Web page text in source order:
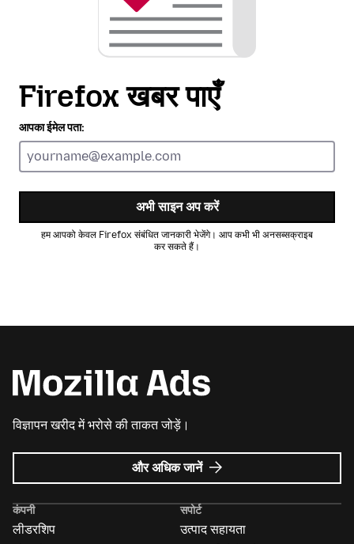
Firefox खबर पाएँ
आपका ईमेल पता:
अभी साइन अप करें
हम आपको केवल Firefox संबंधित जानकारी भेजेंगे। आप कभी भी अनसब्सक्राइब
कर सकते हैं।
विज्ञापन खरीद में भरोसे की ताकत जोड़ें।
Mozilla
विज्ञापन
और अधिक जानें
कंपनी
लीडरशिप
सपोर्ट
उत्पाद सहायता